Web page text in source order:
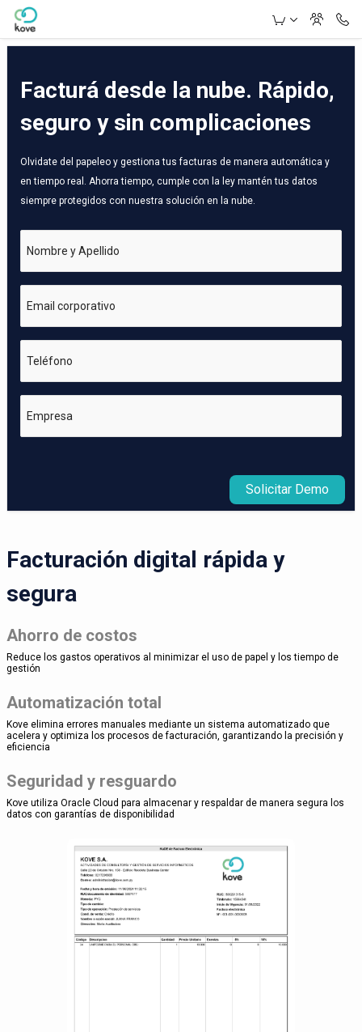
Skip to Main Content
Facturá desde la nube. Rápido,
seguro y sin complicaciones
Olvidate del papeleo y gestiona tus facturas de manera automática y
en tiempo real. Ahorra tiempo, cumple con la ley mantén tus datos
siempre protegidos con nuestra solución en la nube.
Nombre y Apellido
Email corporativo
Teléfono
Empresa
Solicitar Demo
Facturación digital rápida y
segura
Ahorro de costos
Reduce los gastos operativos al minimizar el uso de papel y los tiempo de
gestión
Automatización total
Kove elimina errores manuales mediante un sistema automatizado que
acelera y optimiza los procesos de facturación, garantizando la precisión y
eficiencia
Seguridad y resguardo
Kove utiliza Oracle Cloud para almacenar y respaldar de manera segura los
datos con garantías de disponibilidad